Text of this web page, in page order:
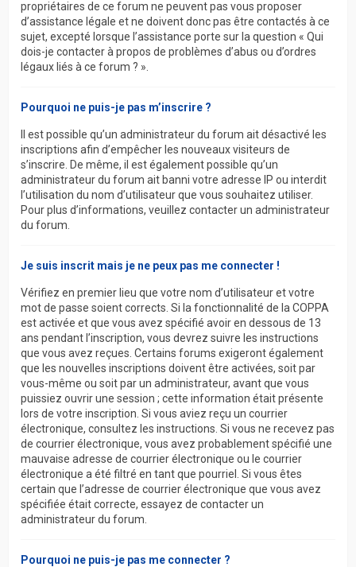
propriétaires de ce forum ne peuvent pas vous proposer
d’assistance légale et ne doivent donc pas être contactés à ce
sujet, excepté lorsque l’assistance porte sur la question « Qui
dois-je contacter à propos de problèmes d’abus ou d’ordres
légaux liés à ce forum ? ».
Pourquoi ne puis-je pas m’inscrire ?
Il est possible qu’un administrateur du forum ait désactivé les
inscriptions afin d’empêcher les nouveaux visiteurs de
s’inscrire. De même, il est également possible qu’un
administrateur du forum ait banni votre adresse IP ou interdit
l’utilisation du nom d’utilisateur que vous souhaitez utiliser.
Pour plus d’informations, veuillez contacter un administrateur
du forum.
Je suis inscrit mais je ne peux pas me connecter !
Vérifiez en premier lieu que votre nom d’utilisateur et votre
mot de passe soient corrects. Si la fonctionnalité de la COPPA
est activée et que vous avez spécifié avoir en dessous de 13
ans pendant l’inscription, vous devrez suivre les instructions
que vous avez reçues. Certains forums exigeront également
que les nouvelles inscriptions doivent être activées, soit par
vous-même ou soit par un administrateur, avant que vous
puissiez ouvrir une session ; cette information était présente
lors de votre inscription. Si vous aviez reçu un courrier
électronique, consultez les instructions. Si vous ne recevez pas
de courrier électronique, vous avez probablement spécifié une
mauvaise adresse de courrier électronique ou le courrier
électronique a été filtré en tant que pourriel. Si vous êtes
certain que l’adresse de courrier électronique que vous avez
spécifiée était correcte, essayez de contacter un
administrateur du forum.
Pourquoi ne puis-je pas me connecter ?